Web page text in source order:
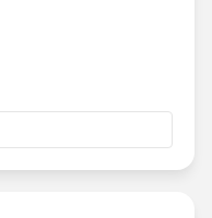
作成時にテーブルを
ブル名）が付与され